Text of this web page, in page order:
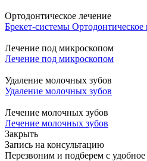
Ортодонтическое лечение
Брекет-системы Ортодонтическое
Лечение под микроскопом
Лечение под микроскопом
Удаление молочных зубов
Удаление молочных зубов
Лечение молочных зубов
Лечение молочных зубов
Закрыть
Запись на консультацию
Перезвоним и подберем с